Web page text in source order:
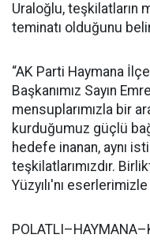
Uraloğlu, teşkilatların
teminatı olduğunu
“AK Parti Haymana
Başkanımız Sayın
mensuplarımızla bir
kurduğumuz güçlü
hedefe inanan, aynı
teşkilatlarımızdır.
Yüzyılı'nı